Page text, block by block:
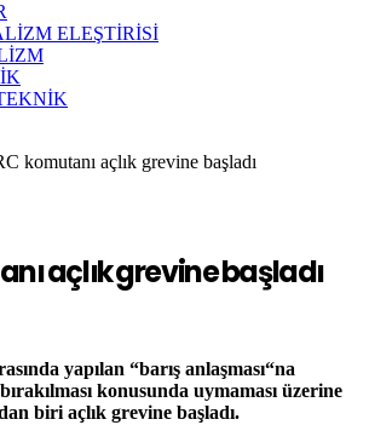
ELEŞTİRİSİ
komutanı açlık grevine başladı
açlık grevine başladı
yapılan “barış anlaşması“na
konusunda uymaması üzerine
biri açlık grevine başladı.